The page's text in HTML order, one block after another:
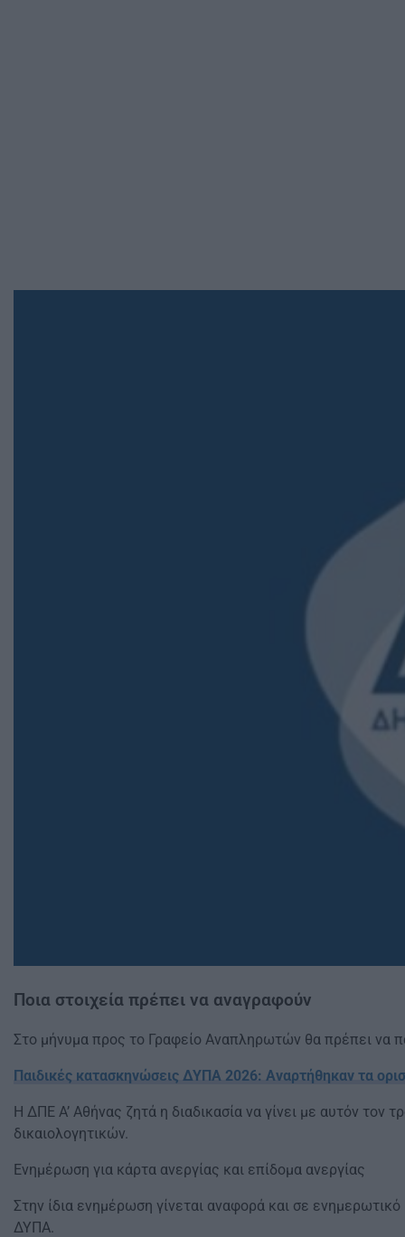
Ποια στοιχεία πρέπει να αναγραφούν
Στο μήνυμα προς το Γραφείο Αναπληρωτών θα πρέπει να
Παιδικές κατασκηνώσεις ΔΥΠΑ 2026: Αναρτήθηκαν τα
Η ΔΠΕ Α’ Αθήνας ζητά η διαδικασία να γίνει με αυτόν
δικαιολογητικών.
Ενημέρωση για κάρτα ανεργίας και επίδομα ανεργίας
Στην ίδια ενημέρωση γίνεται αναφορά και σε
ΔΥΠΑ.